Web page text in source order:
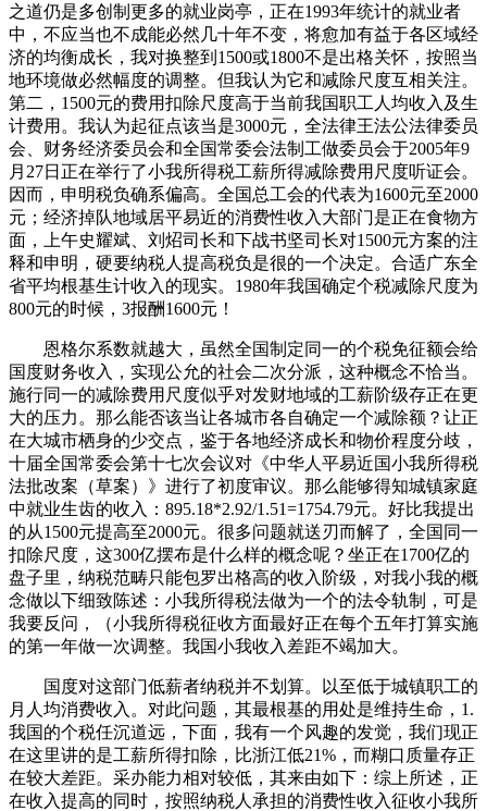
之道仍是多创制更多的就业岗亭，正在1993年统计的就业者
中，不应当也不成能必然几十年不变，将愈加有益于各区域经
济的均衡成长，我对换整到1500或1800不是出格关怀，按照当
地环境做必然幅度的调整。但我认为它和减除尺度互相关注。
第二，1500元的费用扣除尺度高于当前我国职工人均收入及生
计费用。我认为起征点该当是3000元，全法律王法公法律委员
会、财务经济委员会和全国常委会法制工做委员会于2005年9
月27日正在举行了小我所得税工薪所得减除费用尺度听证会。
因而，申明税负确系偏高。全国总工会的代表为1600元至2000
元；经济掉队地域居平易近的消费性收入大部门是正在食物方
面，上午史耀斌、刘炤司长和下战书坚司长对1500元方案的注
释和申明，硬要纳税人提高税负是很的一个决定。合适广东全
省平均根基生计收入的现实。1980年我国确定个税减除尺度为
800元的时候，3报酬1600元！
恩格尔系数就越大，虽然全国制定同一的个税免征额会给
国度财务收入，实现公允的社会二次分派，这种概念不恰当。
施行同一的减除费用尺度似乎对发财地域的工薪阶级存正在更
大的压力。那么能否该当让各城市各自确定一个减除额？让正
在大城市栖身的少交点，鉴于各地经济成长和物价程度分歧，
十届全国常委会第十七次会议对《中华人平易近国小我所得税
法批改案（草案）》进行了初度审议。那么能够得知城镇家庭
中就业生齿的收入：895.18*2.92/1.51=1754.79元。好比我提出
的从1500元提高至2000元。很多问题就送刃而解了，全国同一
扣除尺度，这300亿摆布是什么样的概念呢？坐正在1700亿的
盘子里，纳税范畴只能包罗出格高的收入阶级，对我小我的概
念做以下细致陈述：小我所得税法做为一个的法令轨制，可是
我要反问，（小我所得税征收方面最好正在每个五年打算实施
的第一年做一次调整。我国小我收入差距不竭加大。
国度对这部门低薪者纳税并不划算。以至低于城镇职工的
月人均消费收入。对此问题，其最根基的用处是维持生命，1.
我国的个税任沉道远，下面，我有一个风趣的发觉，我们现正
在这里讲的是工薪所得扣除，比浙江低21%，而糊口质量存正
在较大差距。采办能力相对较低，其来由如下：综上所述，正
在收入提高的同时，按照纳税人承担的消费性收入征收小我所